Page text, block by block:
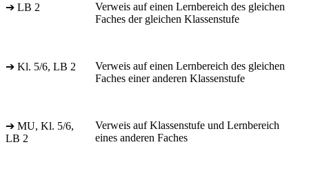
➔ LB 2
Verweis auf einen Lernbereich des gleichen
Faches der gleichen Klassenstufe
➔ Kl. 5/6, LB 2
Verweis auf einen Lernbereich des gleichen
Faches einer anderen Klassenstufe
➔ MU, Kl. 5/6,
LB 2
Verweis auf Klassenstufe und Lernbereich
eines anderen Faches